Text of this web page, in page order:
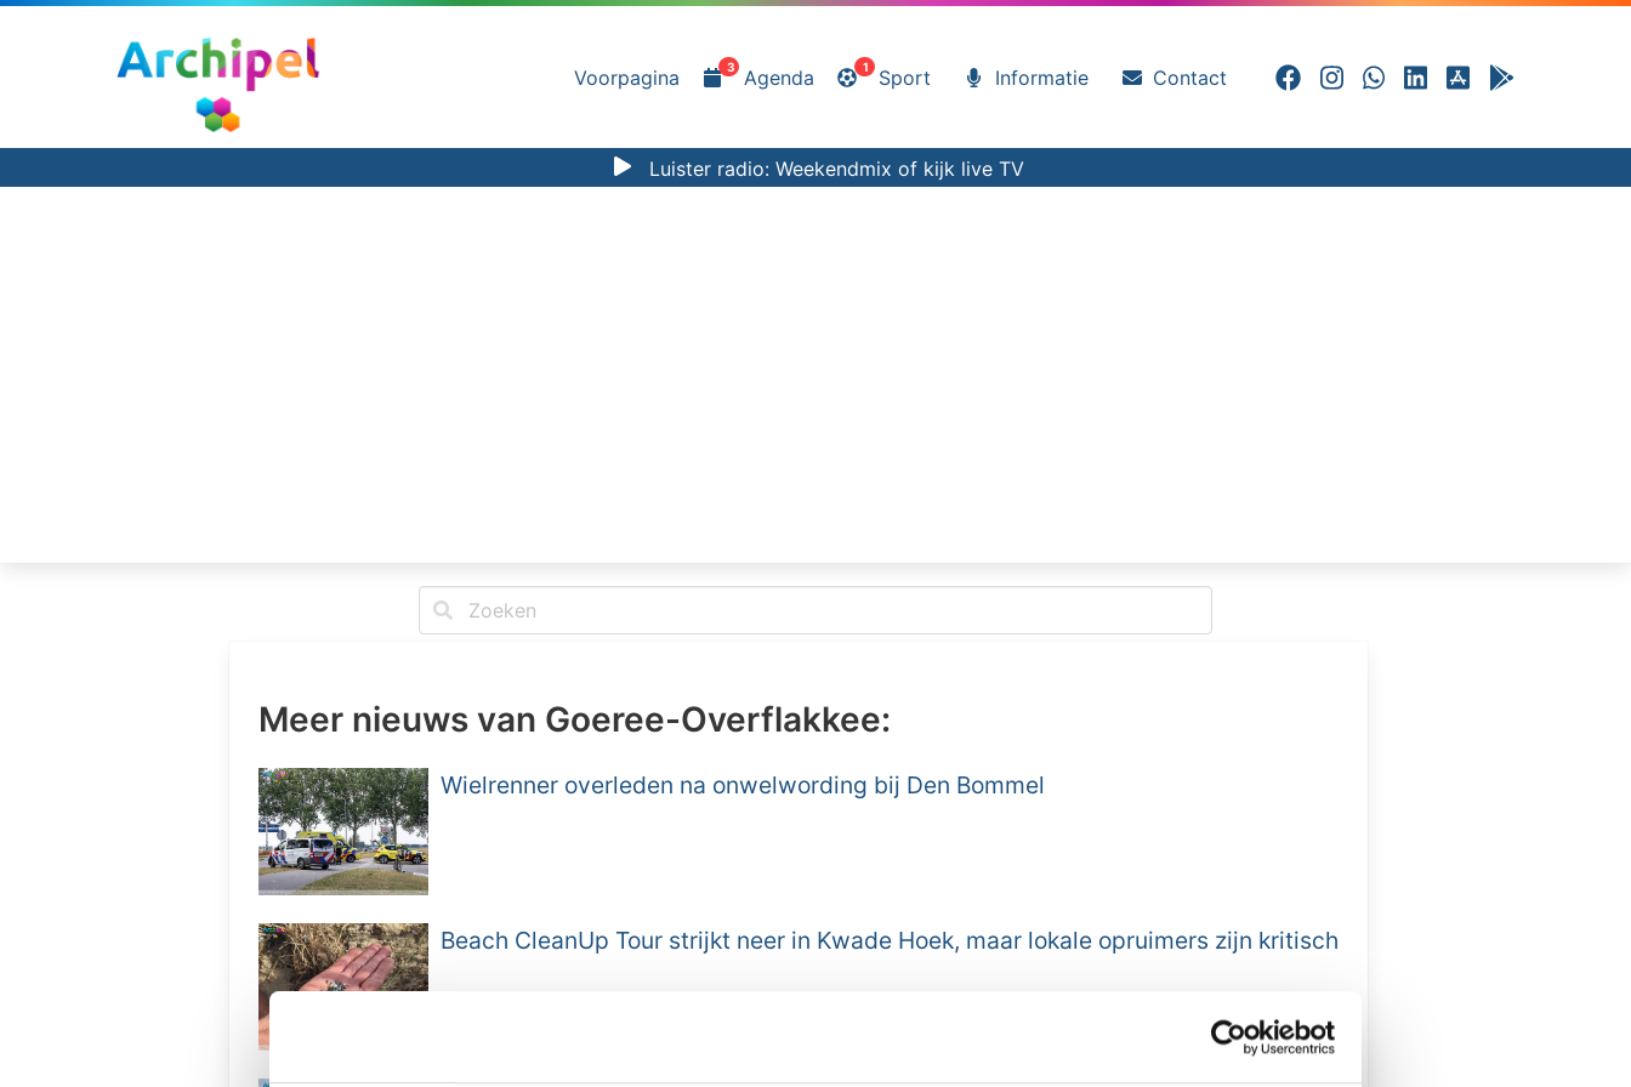
Voorpagina 3 Agenda 1 Sport Informatie Contact
Luister radio: Weekendmix of kijk live TV
Meer nieuws van Goeree-Overflakkee:
Wielrenner overleden na onwelwording bij Den Bommel
Beach CleanUp Tour strijkt neer in Kwade Hoek, maar lokale opruimers zijn kritisch